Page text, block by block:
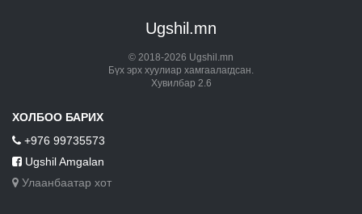
Ugshil.mn
© 2018-2026 Ugshil.mn
Бүх эрх хуулиар хамгаалагдсан.
Хувилбар 2.6
ХОЛБОО БАРИХ
+976 99735573
Ugshil Amgalan
Улаанбаатар хот